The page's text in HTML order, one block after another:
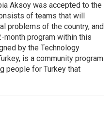
Aksoy was accepted to the
of teams that will
problems of the country, and
program within this
by the Technology
is a community program
people for Turkey that